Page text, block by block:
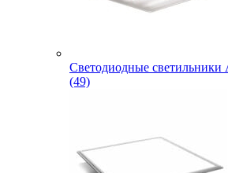
Светодиодные светильники
(49)